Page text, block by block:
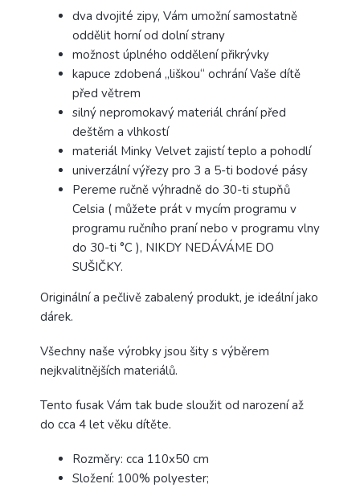
dva dvojité zipy, Vám umožní samostatně
oddělit horní od dolní strany
možnost úplného oddělení přikrývky
kapuce zdobená „liškou“ ochrání Vaše dítě
před větrem
silný nepromokavý materiál chrání před
deštěm a vlhkostí
materiál Minky Velvet zajistí teplo a pohodlí
univerzální výřezy pro 3 a 5-ti bodové pásy
Pereme ručně výhradně do 30-ti stupňů
Celsia ( můžete prát v mycím programu v
programu ručního praní nebo v programu vlny
do 30-ti °C ), NIKDY NEDÁVÁME DO
SUŠIČKY.
Originální a pečlivě zabalený produkt, je ideální jako
dárek.
Všechny naše výrobky jsou šity s výběrem
nejkvalitnějších materiálů.
Tento fusak Vám tak bude sloužit od narození až
do cca 4 let věku dítěte.
Rozměry: cca 110x50 cm
Složení: 100% polyester;